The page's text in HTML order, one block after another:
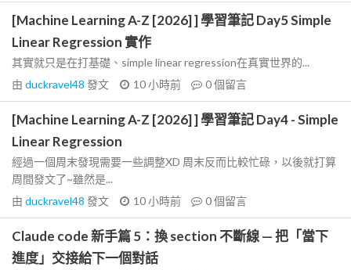
[Machine Learning A-Z [2026] ] 學習筆記 Day5 Simple
Linear Regression 實作
其實就只是在打基礎、simple linear regression在真實世界的...
由 duckravel48 發文 10 小時前 0個留言
[Machine Learning A-Z [2026] ] 學習筆記 Day4 - Simple
Linear Regression
經過一個周末發現需要一些調整XD 周末反而比較忙碌，以後就打算
周間發文了~雖然是...
由 duckravel48 發文 10 小時前 0個留言
Claude code 新手篇 5：換 section 不斷線 — 把「當下
進度」交接給下一個對話